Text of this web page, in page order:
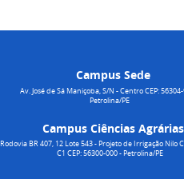
Campus Sede
Av. José de Sá Maniçoba, S/N - Centro CEP:
Petrolina/PE
Campus Ciências Agrárias
Rodovia BR 407, 12 Lote 543 - Projeto de Irrigação Nilo
C1 CEP: 56300-000 - Petrolina/PE